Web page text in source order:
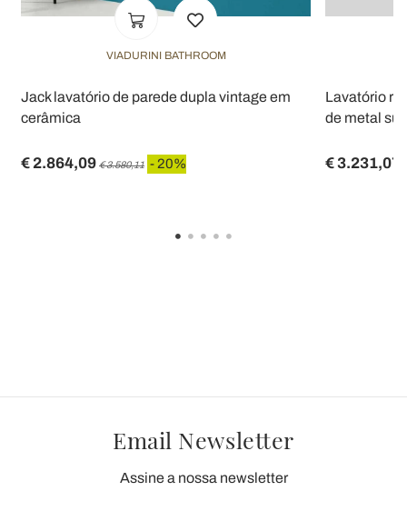
VIADURINI BATHROOM
Jack lavatório de parede dupla vintage em
cerâmica
€ 2.864,09 € 3.580,11 - 20%
Lavatório
de metal
€ 3.231,07
Email Newsletter
Assine a nossa newsletter